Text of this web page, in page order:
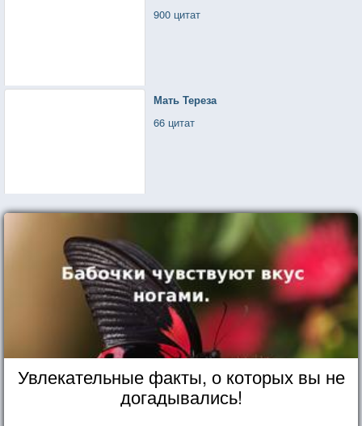
900 цитат
Мать Тереза
66 цитат
Увлекательные факты, о которых вы не
догадывались!